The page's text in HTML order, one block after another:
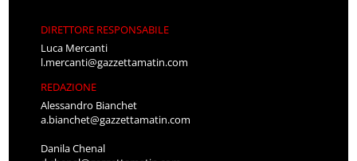
DIRETTORE RESPONSABILE
Luca Mercanti
l.mercanti@gazzettamatin.com
REDAZIONE
Alessandro Bianchet
a.bianchet@gazzettamatin.com
Danila Chenal